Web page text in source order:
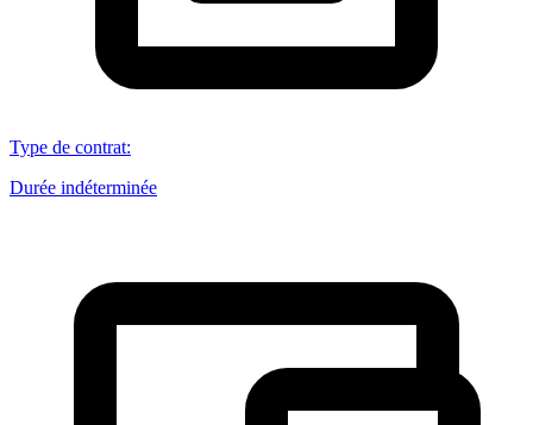
Type de contrat:
Durée indéterminée